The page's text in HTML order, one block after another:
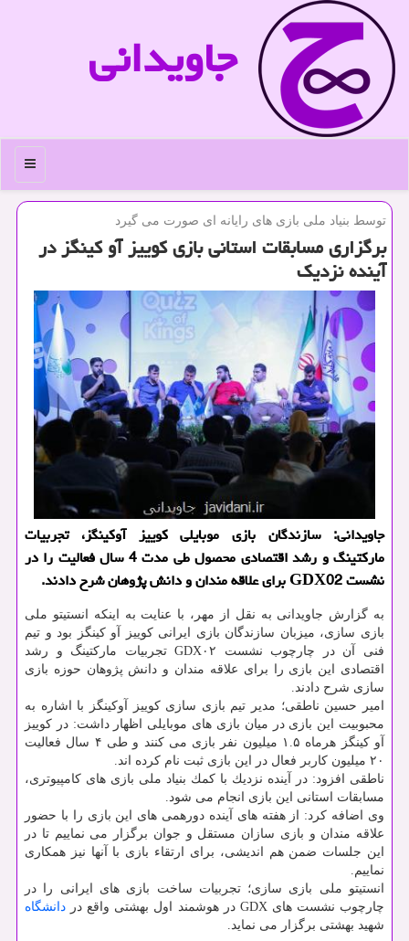
جاویدانی
منو
توسط بنیاد ملی بازی های رایانه ای صورت می گیرد
برگزاری مسابقات استانی بازی كوییز آو كینگز در
آینده نزدیك
جاویدانی: سازندگان بازی موبایلی كوییز آوكینگز، تجربیات
ماركتینگ و رشد اقتصادی محصول طی مدت 4 سال فعالیت را در
نشست GDX02 برای علاقه مندان و دانش پژوهان شرح دادند.
به گزارش جاویدانی به نقل از مهر، با عنایت به اینكه انستیتو ملی
بازی سازی، میزبان سازندگان بازی ایرانی كوییز آو كینگز بود و تیم
فنی آن در چارچوب نشست GDX۰۲ تجربیات ماركتینگ و رشد
اقتصادی این بازی را برای علاقه مندان و دانش پژوهان حوزه بازی
سازی شرح دادند.
امیر حسین ناطقی؛ مدیر تیم بازی سازی كوییز آوكینگز با اشاره به
محبوبیت این بازی در میان بازی های موبایلی اظهار داشت: در كوییز
آو كینگز هرماه ۱.۵ میلیون نفر بازی می كنند و طی ۴ سال فعالیت
۲۰ میلیون كاربر فعال در این بازی ثبت نام كرده اند.
ناطقی افزود: در آینده نزدیك با كمك بنیاد ملی بازی های كامپیوتری،
مسابقات استانی این بازی انجام می شود.
وی اضافه كرد: از هفته های آینده دورهمی های این بازی را با حضور
علاقه مندان و بازی سازان مستقل و جوان برگزار می نماییم تا در
این جلسات ضمن هم اندیشی، برای ارتقاء بازی با آنها نیز همكاری
نماییم.
انستیتو ملی بازی سازی؛ تجربیات ساخت بازی های ایرانی را در
چارچوب نشست های GDX در هوشمند اول بهشتی واقع در
دانشگاه
شهید بهشتی برگزار می نماید.